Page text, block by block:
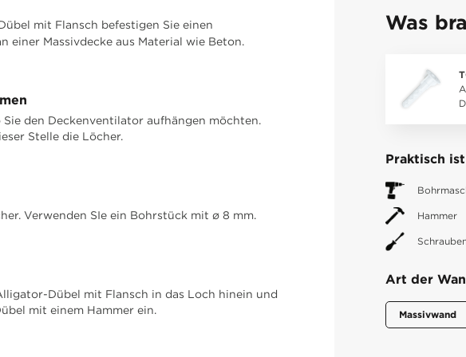
mit Flansch befestigen Sie einen
einer Massivdecke aus Material wie Beton.
Sie den Deckenventilator aufhängen möchten.
Stelle die Löcher.
Verwenden SIe ein Bohrstück mit ø 8 mm.
Dübel mit Flansch in das Loch hinein und
mit einem Hammer ein.
Was
Praktisch
Hammer
Art der
Massivwand